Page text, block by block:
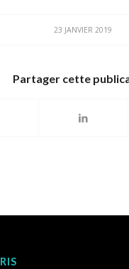
23 JANVIER 2019
Partager cette